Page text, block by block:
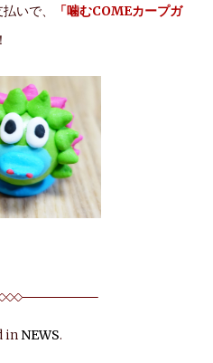
いで、
「噛むCOMEカープガ
in NEWS.